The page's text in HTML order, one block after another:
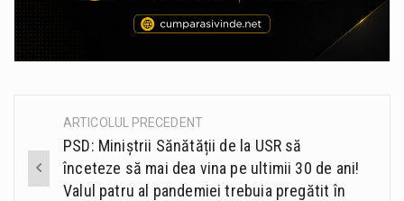
Post
navigation
ARTICOLUL PRECEDENT
PSD: Miniștrii Sănătății de la USR să
înceteze să mai dea vina pe ultimii 30 de ani!
Valul patru al pandemiei trebuia pregătit în